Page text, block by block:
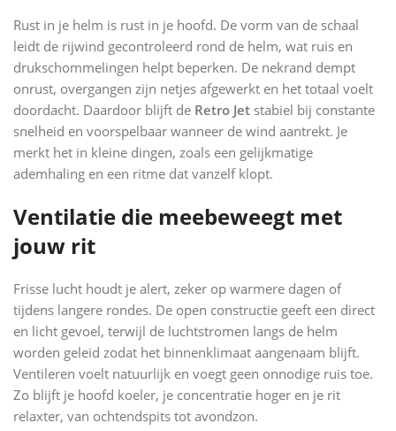
Rust in je helm is rust in je hoofd. De vorm van de schaal
leidt de rijwind gecontroleerd rond de helm, wat ruis en
drukschommelingen helpt beperken. De nekrand dempt
onrust, overgangen zijn netjes afgewerkt en het totaal voelt
doordacht. Daardoor blijft de Retro Jet stabiel bij constante
snelheid en voorspelbaar wanneer de wind aantrekt. Je
merkt het in kleine dingen, zoals een gelijkmatige
ademhaling en een ritme dat vanzelf klopt.
Ventilatie die meebeweegt met
jouw rit
Frisse lucht houdt je alert, zeker op warmere dagen of
tijdens langere rondes. De open constructie geeft een direct
en licht gevoel, terwijl de luchtstromen langs de helm
worden geleid zodat het binnenklimaat aangenaam blijft.
Ventileren voelt natuurlijk en voegt geen onnodige ruis toe.
Zo blijft je hoofd koeler, je concentratie hoger en je rit
relaxter, van ochtendspits tot avondzon.